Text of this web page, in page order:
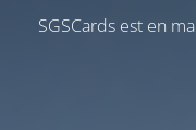
SGSCards est en